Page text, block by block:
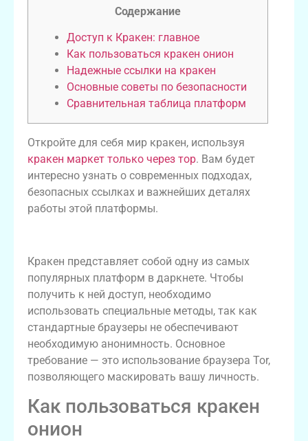
Содержание
Доступ к Кракен: главное
Как пользоваться кракен онион
Надежные ссылки на кракен
Основные советы по безопасности
Сравнительная таблица платформ
Откройте для себя мир кракен, используя
кракен маркет только через тор. Вам будет
интересно узнать о современных подходах,
безопасных ссылках и важнейших деталях
работы этой платформы.
Кракен представляет собой одну из самых
популярных платформ в даркнете. Чтобы
получить к ней доступ, необходимо
использовать специальные методы, так как
стандартные браузеры не обеспечивают
необходимую анонимность. Основное
требование — это использование браузера Tor,
позволяющего маскировать вашу личность.
Как пользоваться кракен
онион